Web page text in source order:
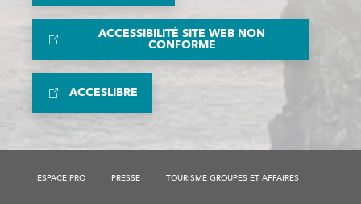
ACCESSIBILITÉ SITE WEB NON
CONFORME
ACCESLIBRE
ESPACE PRO PRESSE TOURISME GROUPES ET AFFAIRES